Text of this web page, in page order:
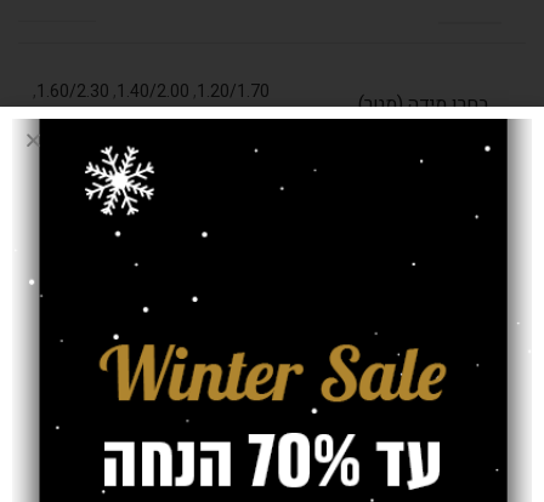
בחרו מידה (מטר) 1.20/1.70
,
1.40/2.00
,
1.60/2.30
,
2.00/2.90
עובי שטיח